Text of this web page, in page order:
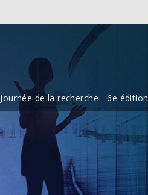
Journée de la recherche - 6e édition